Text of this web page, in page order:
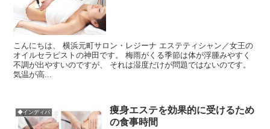
こんにちは、 横浜元町サロン・レジーナ エステティシャン／女王の
オイルセラピストの神田です。 梅雨がくる季節は体が浮腫みやすく
不調が出やすいのですが、 それは湿度だけが問題ではないのです。
気温が高...
◆インディバ
痩身エステを効果的に受けるため
の食事時間